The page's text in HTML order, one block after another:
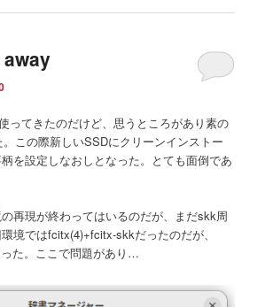
ってきたのだけど、思うところがあり素の
この際新しいSSDにクリーンインストー
を設定しなおしとなった。とても面倒であ
再現が終わってはいるのだが、まだskk周
境ではfcitx(4)+fcitx-skkだったのだが、
た。ここで問題があり…